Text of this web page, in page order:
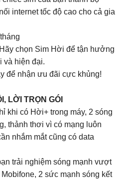
internet tốc độ cao cho cả gia
chọn Sim Hời để tận hưởng
và hiện đại.
để nhận ưu đãi cực khủng!
LỜI TRỌN GÓI
khi có Hời+ trong máy, 2 sóng
thảnh thơi vì có mạng luôn
nhắm mắt cũng có data
trải nghiệm sóng mạnh vượt
2 sức mạnh sóng kết